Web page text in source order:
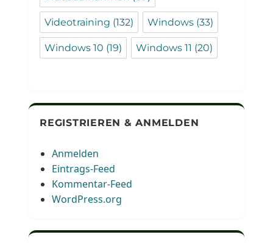
Videotraining (132) Windows (33)
Windows 10 (19) Windows 11 (20)
REGISTRIEREN & ANMELDEN
Anmelden
Eintrags-Feed
Kommentar-Feed
WordPress.org